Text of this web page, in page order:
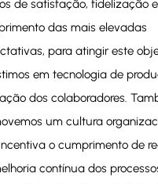
de satisfação, fidelização e
das mais elevadas
para atingir este
em tecnologia de
dos colaboradores.
um cultura
o cumprimento de
contínua dos